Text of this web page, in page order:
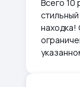
Всего 10